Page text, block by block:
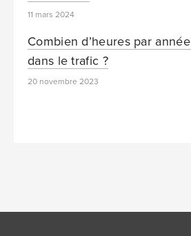
11 mars 2024
Combien d’heures par
dans le trafic ?
20 novembre 2023